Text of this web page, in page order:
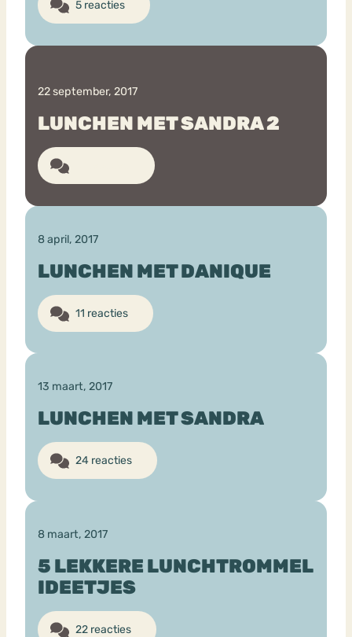
5 reacties
22 september, 2017
LUNCHEN MET SANDRA 2
8 april, 2017
LUNCHEN MET DANIQUE
11 reacties
13 maart, 2017
LUNCHEN MET SANDRA
24 reacties
8 maart, 2017
5 LEKKERE LUNCHTROMMEL
IDEETJES
22 reacties